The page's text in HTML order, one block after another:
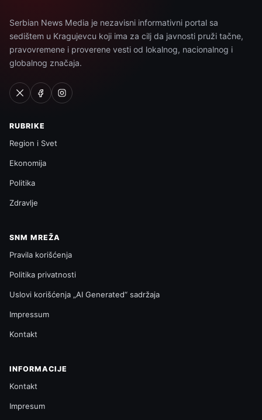
Serbian News Media je nezavisni informativni portal sa
sedištem u Kragujevcu koji ima za cilj da javnosti pruži tačne,
pravovremene i proverene vesti od lokalnog, nacionalnog i
globalnog značaja.
RUBRIKE
Region i Svet
Ekonomija
Politika
Zdravlje
SNM MREŽA
Pravila korišćenja
Politika privatnosti
Uslovi korišćenja „AI Generated“ sadržaja
Impressum
Kontakt
INFORMACIJE
Kontakt
Impresum